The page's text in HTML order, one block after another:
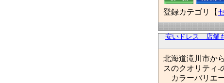
登録カテゴリ【
安いドレス 店舗
北海道滝川市か
スのクオリティ-
カラーバリエ